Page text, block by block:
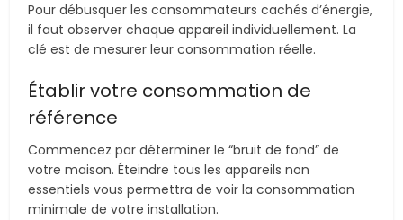
Pour débusquer les consommateurs cachés d’énergie,
il faut observer chaque appareil individuellement. La
clé est de mesurer leur consommation réelle.
Établir votre consommation de
référence
Commencez par déterminer le “bruit de fond” de
votre maison. Éteindre tous les appareils non
essentiels vous permettra de voir la consommation
minimale de votre installation.